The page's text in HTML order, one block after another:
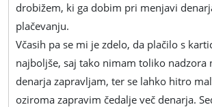
drobižem, ki ga dobim pri menjavi
plačevanju.
Včasih pa se mi je zdelo, da plačilo s
najboljše, saj tako nimam toliko nadzora
denarja zapravljam, ter se lahko hitro
oziroma zapravim čedalje več denarja.